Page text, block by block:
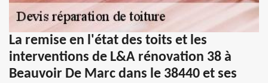
La remise en l'état des toits et les
interventions de L&A rénovation 38 à
Beauvoir De Marc dans le 38440 et ses